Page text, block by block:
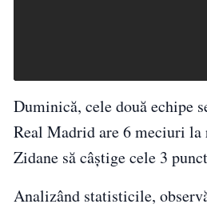
Duminică, cele două echipe
Real Madrid are 6 meciuri
Zidane să câștige cele 3
Analizând statisticile,